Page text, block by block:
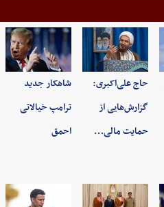
حاج علی‌اکبری:
گزارش‌هایی از
حمایت مالی…
شاهکار جدید
ترامپ خیالاتی
احمق